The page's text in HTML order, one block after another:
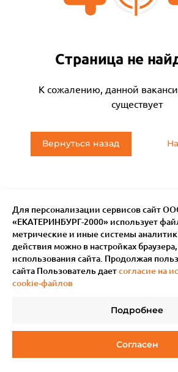
Страница не
К сожалению, данной
существует
Вернуться назад
Подробнее
Согласен
Для персонализации сервисов сайт
«ЕКАТЕРИНБУРГ-2000» использует
метрические и иные системы
действия можно в настройках
использования сайта. Продолжая
сайта Пользователь даетсогласие на
cookie-файлов